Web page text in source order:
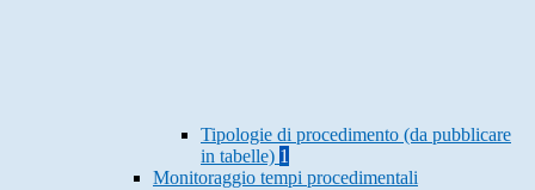
Tipologie di procedimento (da pubblicare
in tabelle) 1
Monitoraggio tempi procedimentali